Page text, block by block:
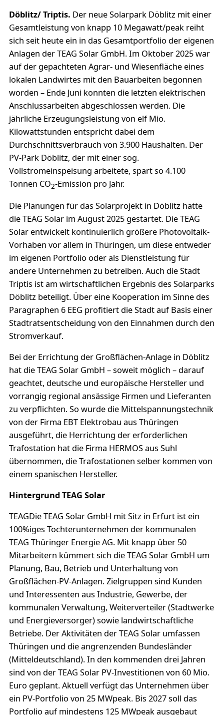
Döblitz/ Triptis. Der neue Solarpark Döblitz mit einer
Gesamtleistung von knapp 10 Megawatt/peak reiht
sich seit heute ein in das Gesamtportfolio der eigenen
Anlagen der TEAG Solar GmbH. Im Oktober 2025 war
auf der gepachteten Agrar- und Wiesenfläche eines
lokalen Landwirtes mit den Bauarbeiten begonnen
worden – Ende Juni konnten die letzten elektrischen
Anschlussarbeiten abgeschlossen werden. Die
jährliche Erzeugungsleistung von elf Mio.
Kilowattstunden entspricht dabei dem
Durchschnittsverbrauch von 3.900 Haushalten. Der
PV-Park Döblitz, der mit einer sog.
Vollstromeinspeisung arbeitete, spart so 4.100
Tonnen CO2-Emission pro Jahr.
Die Planungen für das Solarprojekt in Döblitz hatte
die TEAG Solar im August 2025 gestartet. Die TEAG
Solar entwickelt kontinuierlich größere Photovoltaik-
Vorhaben vor allem in Thüringen, um diese entweder
im eigenen Portfolio oder als Dienstleistung für
andere Unternehmen zu betreiben. Auch die Stadt
Triptis ist am wirtschaftlichen Ergebnis des Solarparks
Döblitz beteiligt. Über eine Kooperation im Sinne des
Paragraphen 6 EEG profitiert die Stadt auf Basis einer
Stadtratsentscheidung von den Einnahmen durch den
Stromverkauf.
Bei der Errichtung der Großflächen-Anlage in Döblitz
hat die TEAG Solar GmbH – soweit möglich – darauf
geachtet, deutsche und europäische Hersteller und
vorrangig regional ansässige Firmen und Lieferanten
zu verpflichten. So wurde die Mittelspannungstechnik
von der Firma EBT Elektrobau aus Thüringen
ausgeführt, die Herrichtung der erforderlichen
Trafostation hat die Firma HERMOS aus Suhl
übernommen, die Trafostationen selber kommen von
einem spanischen Hersteller.
Hintergrund TEAG Solar
TEAGDie TEAG Solar GmbH mit Sitz in Erfurt ist ein
100%iges Tochterunternehmen der kommunalen
TEAG Thüringer Energie AG. Mit knapp über 50
Mitarbeitern kümmert sich die TEAG Solar GmbH um
Planung, Bau, Betrieb und Unterhaltung von
Großflächen-PV-Anlagen. Zielgruppen sind Kunden
und Interessenten aus Industrie, Gewerbe, der
kommunalen Verwaltung, Weiterverteiler (Stadtwerke
und Energieversorger) sowie landwirtschaftliche
Betriebe. Der Aktivitäten der TEAG Solar umfassen
Thüringen und die angrenzenden Bundesländer
(Mitteldeutschland). In den kommenden drei Jahren
sind von der TEAG Solar PV-Investitionen von 60 Mio.
Euro geplant. Aktuell verfügt das Unternehmen über
ein PV-Portfolio von 25 MWpeak. Bis 2027 soll das
Portfolio auf mindestens 125 MWpeak ausgebaut